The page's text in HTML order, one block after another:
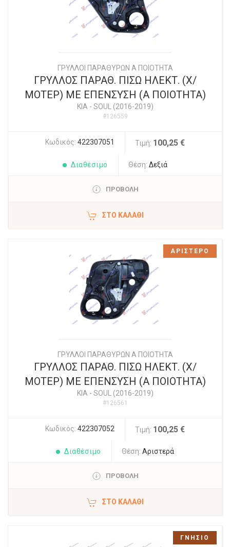
ΓΡΥΛΛΟΙ ΠΑΡΑΘΥΡΩΝ Α ΠΟΙΟΤΗΤΑ
ΓΡΥΛΛΟΣ ΠΑΡΑΘ. ΠΙΣΩ ΗΛΕΚΤ. (Χ/
ΜΟΤΕΡ) ΜΕ ΕΠΕΝΣΥΣΗ (Α ΠΟΙΟΤΗΤΑ)
KIA - SOUL (2016-2019)
#126559
Κωδικός: 422307051 Τιμή: 100,25 €
Διαθέσιμο Θέση: Δεξιά
ΠΡΟΒΟΛΗ
ΣΤΟ ΚΑΛΆΘΙ
ΓΡΥΛΛΟΙ ΠΑΡΑΘΥΡΩΝ Α ΠΟΙΟΤΗΤΑ
ΓΡΥΛΛΟΣ ΠΑΡΑΘ. ΠΙΣΩ ΗΛΕΚΤ. (Χ/
ΜΟΤΕΡ) ΜΕ ΕΠΕΝΣΥΣΗ (Α ΠΟΙΟΤΗΤΑ)
KIA - SOUL (2016-2019)
#126561
Κωδικός: 422307052 Τιμή: 100,25 €
Διαθέσιμο Θέση: Αριστερά
ΠΡΟΒΟΛΗ
ΣΤΟ ΚΑΛΆΘΙ
ΑΡΙΣΤΕΡΟ
ΓΝΗΣΙΟ